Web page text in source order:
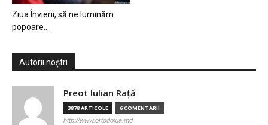
Ziua Învierii, să ne luminăm
popoare…
Autorii noștri
Preot Iulian Raţă
3878 ARTICOLE 6 COMENTARII
http://www.ortodoxia.md